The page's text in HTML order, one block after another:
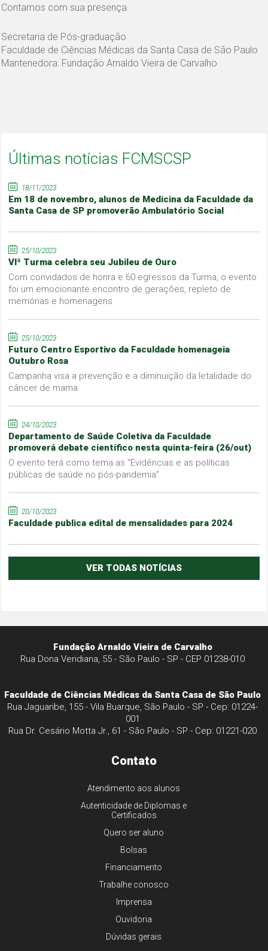
Contamos com sua presença.
Secretaria de Pós-graduação
Faculdade de Ciências Médicas da Santa Casa de São Paulo
Mantenedora: Fundação Arnaldo Vieira de Carvalho
Últimas notícias FCMSCSP
18/11/2023
Em 18 de novembro, alunos de Medicina da Faculdade da
Santa Casa de SP promoverão Ambulatório Social
25/10/2023
VIª Turma celebra seu Jubileu de Ouro
Com convidados de honra e 60 egressos da Turma, o evento
foi um emocionante encontro de gerações, repleto de
memórias e homenagens
25/10/2023
Futuro Centro Esportivo da Faculdade homenageia
Outubro Rosa
Campanha visa a prevenção e a diminuição da letalidade do
câncer de mama
24/10/2023
Departamento de Saúde Coletiva da Faculdade
promoverá debate científico nesta quinta-feira (26/out)
O evento terá como tema as "Evidências e as políticas
públicas de saúde no pós-pandemia"
20/10/2023
Faculdade publica edital de mensalidades para 2024
VER TODAS NOTÍCIAS
Fundação Arnaldo Vieira de Carvalho
Rua Dona Veridiana, 55 - São Paulo - SP - CEP 01238-010
Faculdade de Ciências Médicas da Santa Casa de São Paulo
Rua Jaguaribe, 155 - Vila Buarque, São Paulo - SP - Cep: 01224-
001
Rua Dr. Cesário Motta Jr., 61 - São Paulo - SP - Cep: 01221-020
Contato
Atendimento aos alunos
Autenticidade de Diplomas e
Certificados
Quero ser aluno
Bolsas
Financiamento
Trabalhe conosco
Imprensa
Ouvidoria
Dúvidas gerais